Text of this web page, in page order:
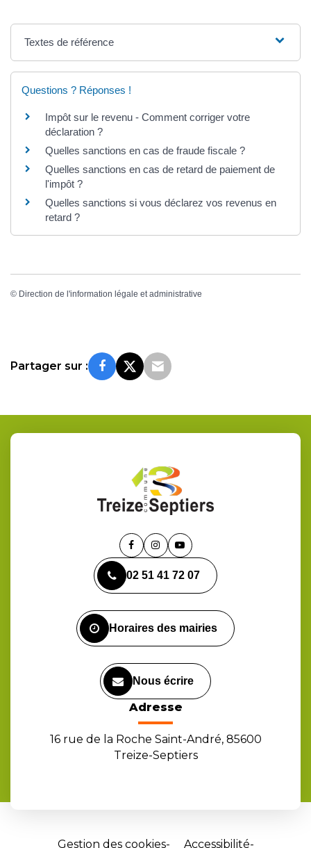
Textes de référence
Questions ? Réponses !
Impôt sur le revenu - Comment corriger votre
déclaration ?
Quelles sanctions en cas de fraude fiscale ?
Quelles sanctions en cas de retard de paiement de
l'impôt ?
Quelles sanctions si vous déclarez vos revenus en
retard ?
© Direction de l'information légale et administrative
Partager sur :
Lien
le
compte
Lien
le
compte
Lien
la
chaîne
02 51 41 72 07
Horaires des mairies
Nous écrire
Adresse
16 rue de la Roche Saint-André, 85600
Treize-Septiers
Gestion des cookies Accessibilité